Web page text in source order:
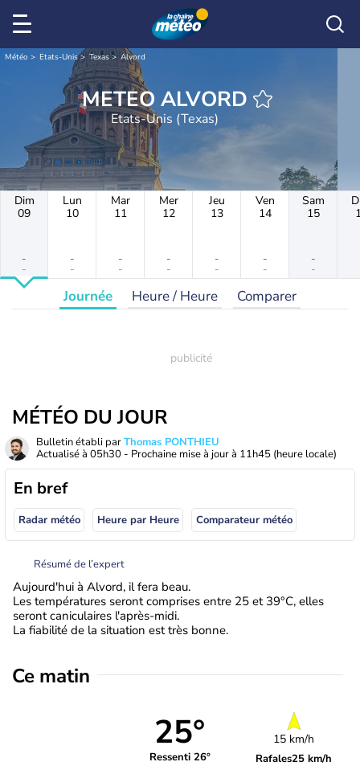
Météo Etats-Unis Texas Alvord
METEO ALVORD
Etats-Unis (Texas)
Dim
09
-
-
Lun
10
-
-
Mar
11
-
-
Mer
12
-
-
Jeu
13
-
-
Ven
14
-
-
Sam
15
-
-
Journée Heure / Heure Comparer
MÉTÉO DU JOUR
Bulletin établi parThomas PONTHIEU
Actualisé à 05h30 - Prochaine mise à jour à 11h45 (heure locale)
En bref
Radar météo Heure par Heure Comparateur météo
Résumé de l’expert
Aujourd'hui à Alvord, il fera beau.
Les températures seront comprises entre 25 et 39°C, elles
seront caniculaires l'après-midi.
La fiabilité de la situation est très bonne.
Ce matin
25°
Ressenti 26°
15 km/h
Rafales25 km/h